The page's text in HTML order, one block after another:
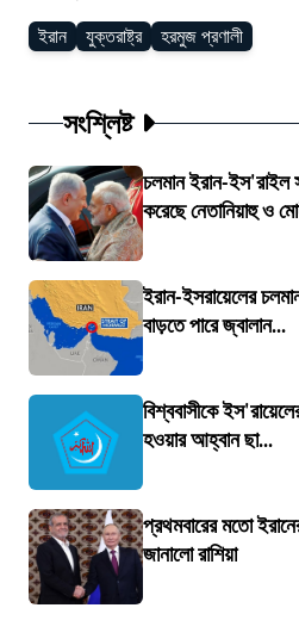
ইরান যুক্তরাষ্ট্র হরমুজ প্রণালী
সংশ্লিষ্ট
চলমান ইরান-ইস'রাইল
করেছে নেতানিয়াহু ও
ইরান-ইসরায়েলের
বাড়তে পারে জ্বালান...
বিশ্ববাসীকে
হওয়ার আহ্বান ছা...
প্রথমবারের মতো
জানালো রাশিয়া